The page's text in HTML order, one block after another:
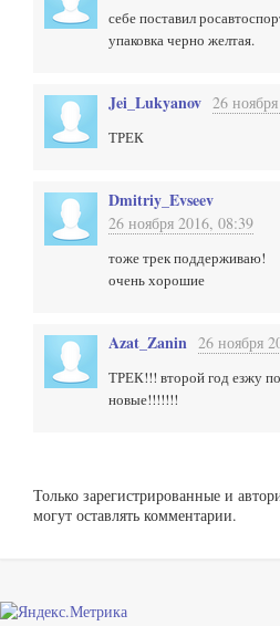
себе поставил
упаковка черно желтая.
Jei_Lukyanov 26
ТРЕК
Dmitriy_Evseev
26 ноября 2016, 08:39
тоже трек поддерживаю!
очень хорошие
Azat_Zanin 26 ноября
ТРЕК!!! второй год езжу
новые!!!!!!!
Только зарегистрированные и
могут оставлять комментарии.